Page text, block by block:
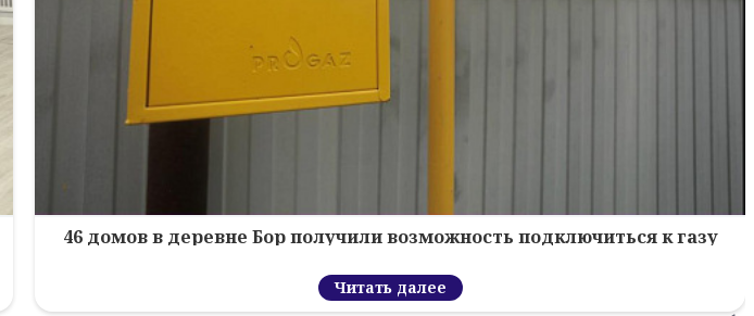
46 домов в деревне Бор получили возможность подключиться к газу
Читать далее